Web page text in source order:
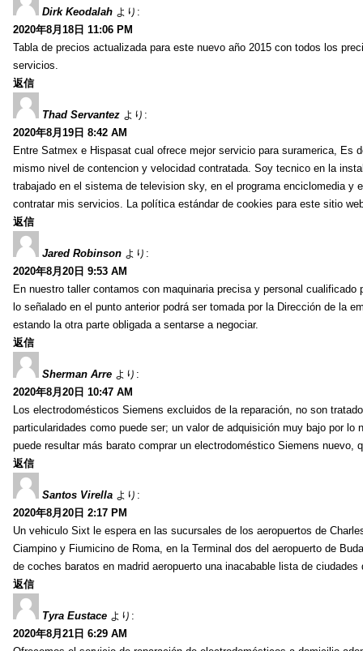
Dirk Keodalah より:
2020年8月18日 11:06 PM
Tabla de precios actualizada para este nuevo año 2015 con todos los
servicios.
返信
Thad Servantez より:
2020年8月19日 8:42 AM
Entre Satmex e Hispasat cual ofrece mejor servicio para suramerica, Es
mismo nivel de contencion y velocidad contratada. Soy tecnico en la
trabajado en el sistema de television sky, en el programa enciclomedia y
contratar mis servicios. La política estándar de cookies para este sitio
返信
Jared Robinson より:
2020年8月20日 9:53 AM
En nuestro taller contamos con maquinaria precisa y personal
lo señalado en el punto anterior podrá ser tomada por la Dirección de la
estando la otra parte obligada a sentarse a negociar.
返信
Sherman Arre より:
2020年8月20日 10:47 AM
Los electrodomésticos Siemens excluidos de la reparación, no son
particularidades como puede ser; un valor de adquisición muy bajo por
puede resultar más barato comprar un electrodoméstico Siemens nuevo,
返信
Santos Virella より:
2020年8月20日 2:17 PM
Un vehiculo Sixt le espera en las sucursales de los aeropuertos de
Ciampino y Fiumicino de Roma, en la Terminal dos del aeropuerto de
de coches baratos en madrid aeropuerto una inacabable lista de
返信
Tyra Eustace より:
2020年8月21日 6:29 AM